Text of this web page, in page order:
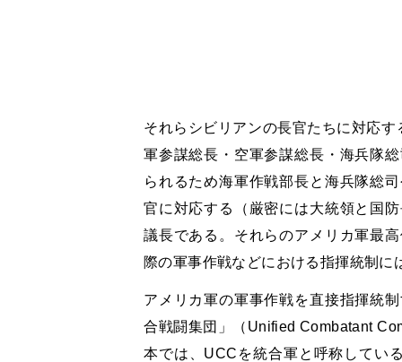
それらシビリアンの長官たちに対応
軍参謀総長・空軍参謀総長・海兵隊
られるため海軍作戦部長と海兵隊総
官に対応する（厳密には大統領と国
議長である。それらのアメリカ軍最
際の軍事作戦などにおける指揮統制に
アメリカ軍の軍事作戦を直接指揮統
合戦闘集団」（Unified Combatant
本では、UCCを統合軍と呼称してい